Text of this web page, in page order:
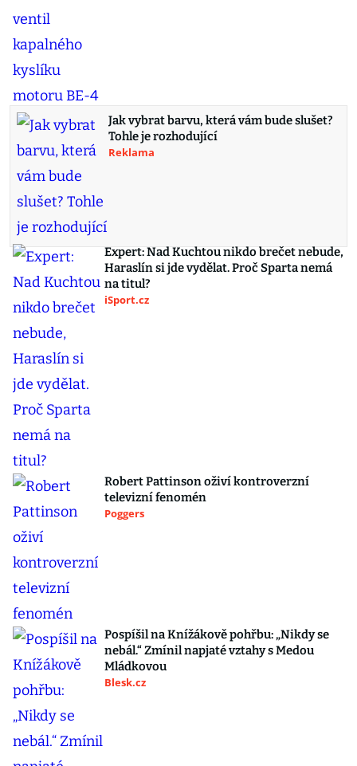
Jak vybrat barvu, která vám bude slušet?
Tohle je rozhodující
Reklama
Expert: Nad Kuchtou nikdo brečet nebude,
Haraslín si jde vydělat. Proč Sparta nemá
na titul?
iSport.cz
Robert Pattinson oživí kontroverzní
televizní fenomén
Poggers
Pospíšil na Knížákově pohřbu: „Nikdy se
nebál.“ Zmínil napjaté vztahy s Medou
Mládkovou
Blesk.cz